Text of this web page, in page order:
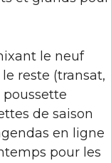
le neuf
reste (transat,
poussette
de saison
en ligne
pour les